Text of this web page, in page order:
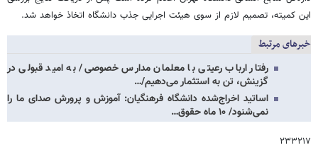
این کمیته، تصمیم لازم از سوی هیئت اجرایی جذب دانشگاه اتخاذ خواهد شد.
خبرهای مرتبط
رفتار ارباب رعیتی با معلمان مدارس خصوصی/ به امید قبولی در
گزینش، تن به استثمار می‌دهیم/…
اساتید اخراج‌شده دانشگاه فرهنگیان: آموزش و پرورش صدای ما را
نمی‌شنود/ ۱۰ ماه حقوق…
۲۳۳۲۱۷